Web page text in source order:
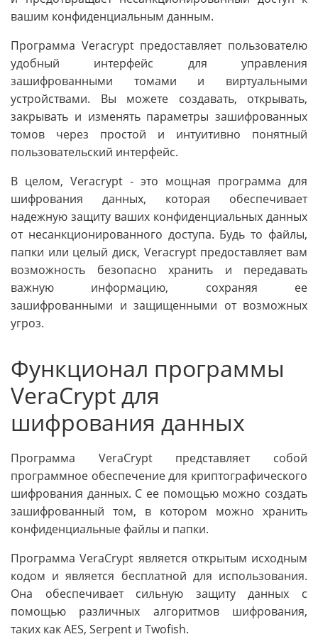
вашим конфиденциальным данным.
Программа Veracrypt предоставляет пользователю
удобный интерфейс для управления
зашифрованными томами и виртуальными
устройствами. Вы можете создавать, открывать,
закрывать и изменять параметры зашифрованных
томов через простой и интуитивно понятный
пользовательский интерфейс.
В целом, Veracrypt - это мощная программа для
шифрования данных, которая обеспечивает
надежную защиту ваших конфиденциальных данных
от несанкционированного доступа. Будь то файлы,
папки или целый диск, Veracrypt предоставляет вам
возможность безопасно хранить и передавать
важную информацию, сохраняя ее
зашифрованными и защищенными от возможных
угроз.
Функционал программы
VeraCrypt для
шифрования данных
Программа VeraCrypt представляет собой
программное обеспечение для криптографического
шифрования данных. С ее помощью можно создать
зашифрованный том, в котором можно хранить
конфиденциальные файлы и папки.
Программа VeraCrypt является открытым исходным
кодом и является бесплатной для использования.
Она обеспечивает сильную защиту данных с
помощью различных алгоритмов шифрования,
таких как AES, Serpent и Twofish.